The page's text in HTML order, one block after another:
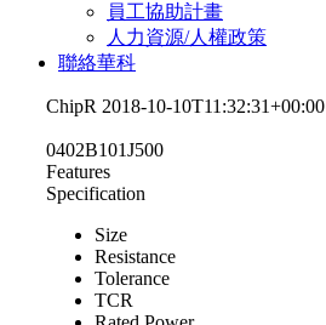
員工協助計畫
人力資源/人權政策
聯絡華科
ChipR 2018-10-10T11:32:31+00:00
0402B101J500
Features
Specification
Size
Resistance
Tolerance
TCR